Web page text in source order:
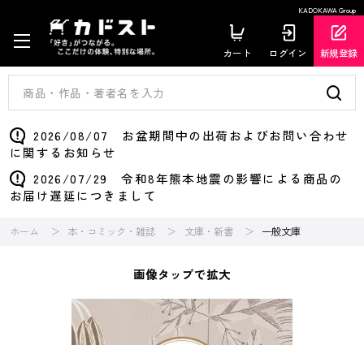
KADOKAWA Group
カート ログイン 新規登録
2026/08/07 お盆期間中の出荷およびお問い合わせ
に関するお知らせ
2026/07/29 令和8年熊本地震の影響による商品の
お届け遅延につきまして
ホーム 本・コミック・雑誌 文庫・新書 一般文庫
画像タップで拡大